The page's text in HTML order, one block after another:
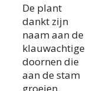
De plant
dankt zijn
naam aan de
klauwachtige
doornen die
aan de stam
groeien,